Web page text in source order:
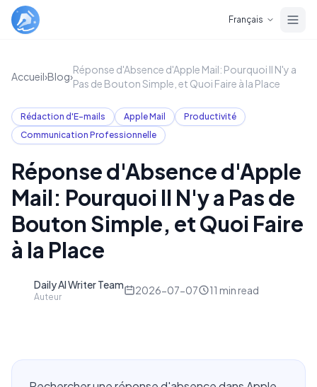
Français
Accueil›Blog›
Réponse d'Absence d'Apple Mail: Pourquoi Il N'y a
Pas de Bouton Simple, et Quoi Faire à la Place
Rédaction d'E-mails Apple Mail
Productivité
Communication Professionnelle
Réponse d'Absence d'Apple
Mail: Pourquoi Il N'y a Pas de
Bouton Simple, et Quoi Faire
à la Place
Daily AI Writer Team
Auteur
2026-07-07 11 min read